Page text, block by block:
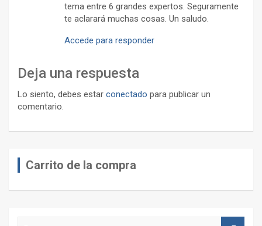
tema entre 6 grandes expertos. Seguramente
te aclarará muchas cosas. Un saludo.
Accede para responder
Deja una respuesta
Lo siento, debes estar conectado para publicar un
comentario.
Carrito de la compra